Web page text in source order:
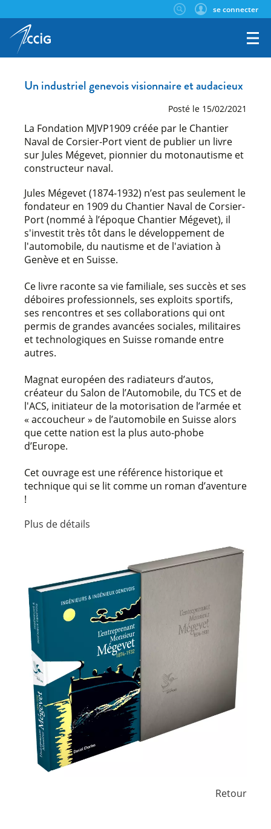
se connecter
Un industriel genevois visionnaire et audacieux
Posté le 15/02/2021
La Fondation MJVP1909 créée par le Chantier
Naval de Corsier-Port vient de publier un livre
sur Jules Mégevet, pionnier du motonautisme et
constructeur naval.
Jules Mégevet (1874-1932) n’est pas seulement le
fondateur en 1909 du Chantier Naval de Corsier-
Port (nommé à l’époque Chantier Mégevet), il
s'investit très tôt dans le développement de
l'automobile, du nautisme et de l'aviation à
Genève et en Suisse.
Ce livre raconte sa vie familiale, ses succès et ses
déboires professionnels, ses exploits sportifs,
ses rencontres et ses collaborations qui ont
permis de grandes avancées sociales, militaires
et technologiques en Suisse romande entre
autres.
Magnat européen des radiateurs d’autos,
créateur du Salon de l’Automobile, du TCS et de
l'ACS, initiateur de la motorisation de l’armée et
« accoucheur » de l’automobile en Suisse alors
que cette nation est la plus auto-phobe
d’Europe.
Cet ouvrage est une référence historique et
technique qui se lit comme un roman d’aventure
!
Plus de détails
Retour